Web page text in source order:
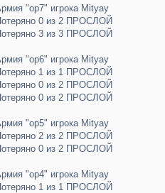
"op7" игрока Mityay
0 из 2 ПРОСЛОЙ
3 из 3 ПРОСЛОЙ
"op6" игрока Mityay
1 из 1 ПРОСЛОЙ
0 из 2 ПРОСЛОЙ
0 из 2 ПРОСЛОЙ
"op5" игрока Mityay
2 из 2 ПРОСЛОЙ
0 из 2 ПРОСЛОЙ
"op4" игрока Mityay
1 из 1 ПРОСЛОЙ